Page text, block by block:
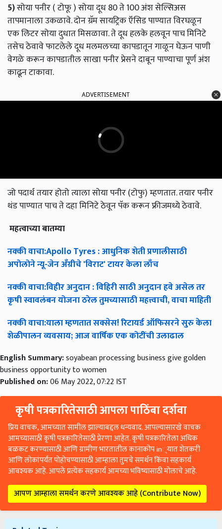
5)सोया पनीर ( टोफू ) सोया दूध 80 ते 100 अंश सेल्सिअस
तापमानाला उकळावे. दोन ग्रॅम सायट्रिक ऍसिड पाण्यात विरघळून
एक लिटर सोया दुधात मिसळावा. ते दूध हलके हलवून पाच मिनिटे
तसेच ठेवावे फाटलेले दूध मलमलच्या कापडातून गाळून घेऊन पाणी
वेगळे करून कापडातील साखा पनीर प्रेसने दाबून पाण्याचा पूर्ण अंश
काढून टाकावा.
ADVERTISEMENT
जो पदार्थ तयार होतो त्याला सोया पनीर (टोफु) म्हणतात. तयार पनीर
थंड पाण्यात पाच ते दहा मिनिटे ठेवून पॅक करून फ्रीजमध्ये ठेवावे.
महत्वाच्याबातम्या
नक्कीवाचा:Apollo Tyres :आधुनिकशेतीप्रणालीसाठी
अपोलोनेन्यू-जेनअँग्रीचे'विराट'टायरकेलालाँच
नक्कीवाचा:विहीरअनुदान:विहिरीसाठीअनुदानहवेअसेलतर
कृषीस्वावलंबनयोजनाठरेलतुमच्यासाठीमहत्त्वाची,वाचामाहिती
नक्कीवाचा:यालाम्हणतातसक्सेस!रिटायर्डऑफिसरनेसुरुकेला
शेळीपालनव्यवसाय;आजवार्षिकएककोटींचीउलाढाल
English Summary:soyabean processing business give golden
business opportunity to women
Published on:06 May 2022, 07:22 IST
कृषी पत्रकारितेसाठी आपला पाठिंबा दर्शवा
प्रिय वाचक, आमच्यात सामील झाल्याबद्दल धन्यवाद. आपल्यासारखे वाचक
आमच्यासाठी कृषी पत्रकारितेसाठी प्रेरणा आहेत. कृषी पत्रकारितेला अधिक
बळकट करण्यासाठी आणि ग्रामीण भारतातील कानाकोप in्यात शेतकरी
आणि लोकांपर्यंत पोहोचण्यासाठी आम्हाला तुमचे समर्थन किंवा सहकार्य
आवश्यक आहे. आपले प्रत्येक सहकार्य आमच्या भविष्यासाठी मोलाचे आहे.
आपण आम्हाला समर्थन करणे आवश्यक आहे (Contribute Now)